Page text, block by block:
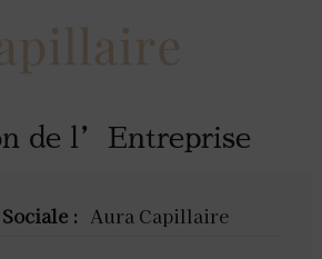
de l’Entreprise
: Aura Capillaire